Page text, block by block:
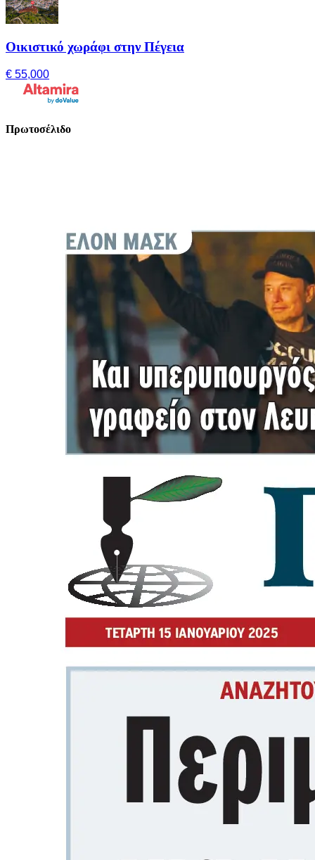
Οικιστικό χωράφι στην Πέγεια
€ 55,000
Πρωτοσέλιδο